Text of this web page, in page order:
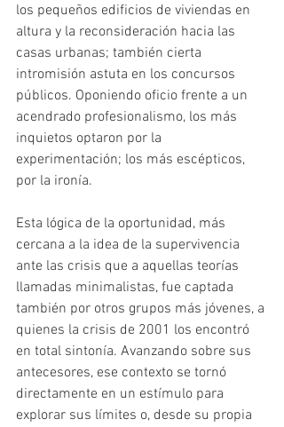
los pequeños edificios de viviendas en
altura y la reconsideración hacia las
casas urbanas; también cierta
intromisión astuta en los concursos
públicos. Oponiendo oficio frente a un
acendrado profesionalismo, los más
inquietos optaron por la
experimentación; los más escépticos,
por la ironía.
Esta lógica de la oportunidad, más
cercana a la idea de la supervivencia
ante las crisis que a aquellas teorías
llamadas minimalistas, fue captada
también por otros grupos más jóvenes, a
quienes la crisis de 2001 los encontró
en total sintonía. Avanzando sobre sus
antecesores, ese contexto se tornó
directamente en un estímulo para
explorar sus límites o, desde su propia